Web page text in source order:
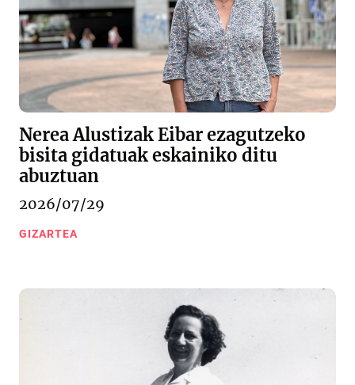
Nerea Alustizak Eibar ezagutzeko
bisita gidatuak eskainiko ditu
abuztuan
2026/07/29
GIZARTEA